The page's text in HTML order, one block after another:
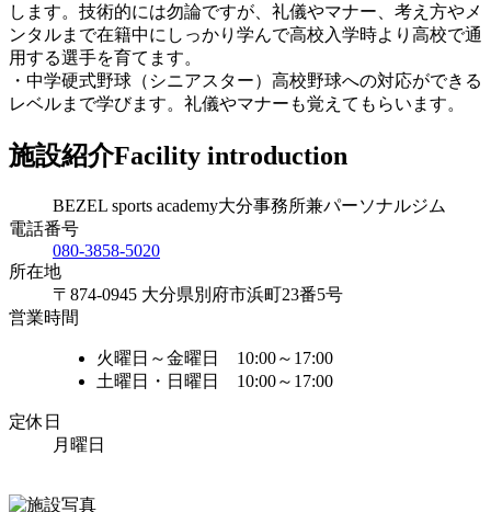
します。技術的には勿論ですが、礼儀やマナー、考え方やメ
ンタルまで在籍中にしっかり学んで高校入学時より高校で通
用する選手を育てます。
・中学硬式野球（シニアスター）高校野球への対応ができる
レベルまで学びます。礼儀やマナーも覚えてもらいます。
施設紹介Facility introduction
BEZEL sports academy大分事務所兼パーソナルジム
電話番号
080-3858-5020
所在地
〒874-0945 大分県別府市浜町23番5号
営業時間
火曜日～金曜日 10:00～17:00
土曜日・日曜日 10:00～17:00
定休日
月曜日